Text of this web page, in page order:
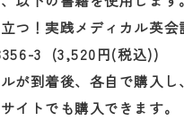
つ！実践メディカル英会
3 (3,520円(税込))
到着後、各自で購入し
イトでも購入できます。